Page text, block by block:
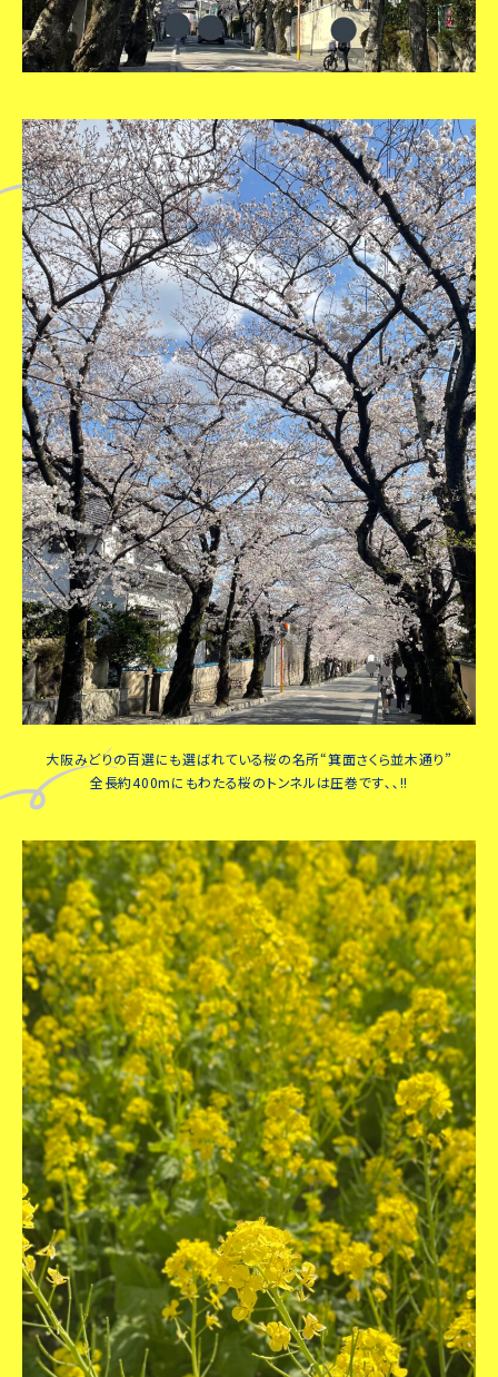
大阪みどりの百選にも選ばれている桜の名所“箕面さくら並木通り”
全長約400mにもわたる桜のトンネルは圧巻です､､!!